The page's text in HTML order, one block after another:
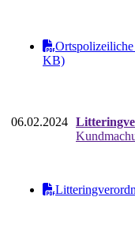
KB)
06.02.2024